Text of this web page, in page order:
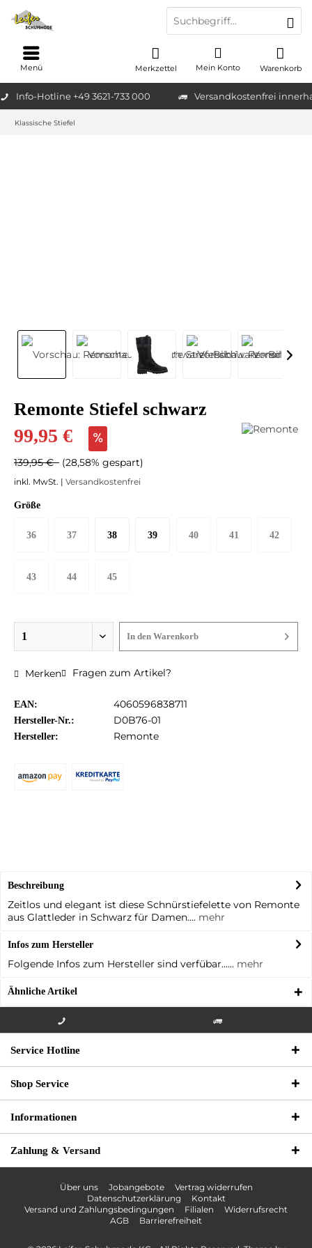
Info-Hotline +49 3621-733 000 Versandkostenfrei
Warenkorb
Merkzettel Mein Konto
Menü
Klassische Stiefel
Remonte Stiefel schwarz
99,95 €
139,95 € (28,58% gespart)
inkl. MwSt. | Versandkostenfrei
Größe
36 37 38 39 40 41 42
43 44 45
In den Warenkorb
Merken Fragen zum Artikel?
EAN: 4060596838711
Hersteller-Nr.: D0B76-01
Hersteller: Remonte
Beschreibung
Zeitlos und elegant ist diese Schnürstiefelette von Remonte
aus Glattleder in Schwarz für Damen.... mehr
Infos zum Hersteller
Folgende Infos zum Hersteller sind verfübar...... mehr
Ähnliche Artikel
000
Service Hotline
Shop Service
Informationen
Zahlung & Versand
Über uns Jobangebote
Vertrag widerrufen
Datenschutzerklärung
Kontakt
Versand und Zahlungsbedingungen
Filialen
Widerrufsrecht
AGB
Barrierefreiheit